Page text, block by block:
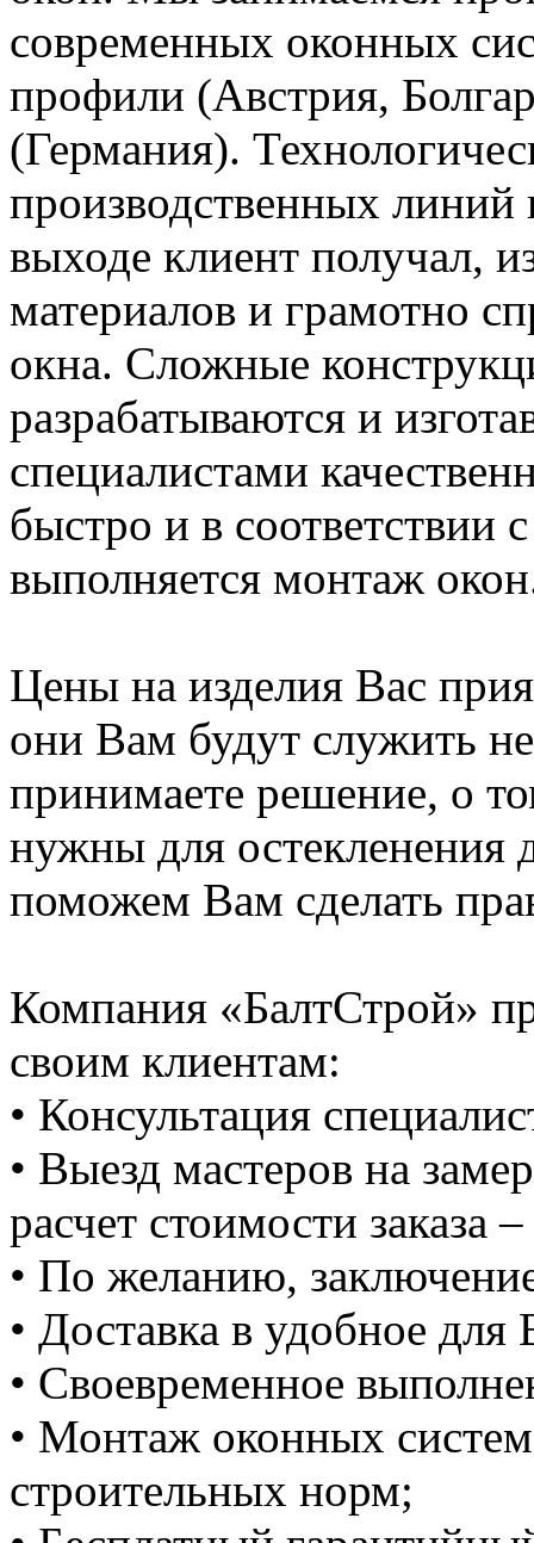
современных оконных
профили (Австрия,
(Германия).
производственных линий
выходе клиент получал,
материалов и грамотно
окна. Сложные
разрабатываются и
специалистами
быстро и в
выполняется монтаж
Цены на изделия Вас
они Вам будут служить
принимаете решение, о
нужны для
поможем Вам сделать
Компания «БалтСтрой»
своим клиентам:
• Консультация
• Выезд мастеров на
расчет стоимости заказа
• По желанию,
• Доставка в удобное для
• Своевременное
• Монтаж оконных
строительных норм;